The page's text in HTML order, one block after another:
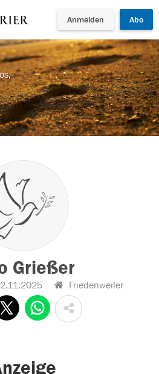
Anmelden Abo
Grießer
Friedenweiler